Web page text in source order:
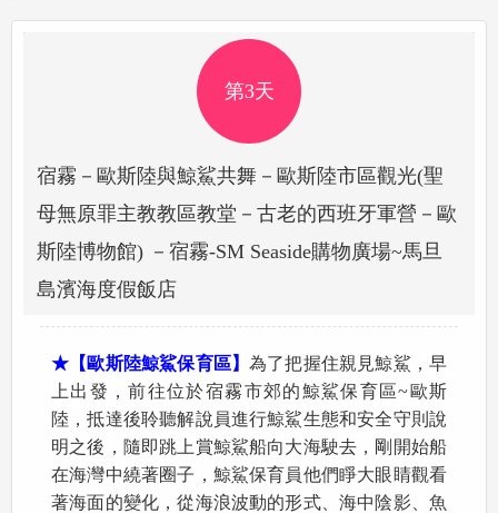
第3天
宿霧－歐斯陸與鯨鯊共舞－歐斯陸市區觀光(聖
母無原罪主教教區教堂－古老的西班牙軍營－歐
斯陸博物館) －宿霧-SM Seaside購物廣場~馬旦
島濱海度假飯店
★【歐斯陸鯨鯊保育區】為了把握住親見鯨鯊，早
上出發，前往位於宿霧市郊的鯨鯊保育區~歐斯
陸，抵達後聆聽解說員進行鯨鯊生態和安全守則說
明之後，隨即跳上賞鯨鯊船向大海駛去，剛開始船
在海灣中繞著圈子，鯨鯊保育員他們睜大眼睛觀看
著海面的變化，從海浪波動的形式、海中陰影、魚